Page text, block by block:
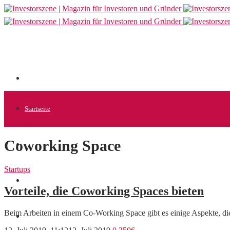
Startseite
Allgemein
News
Coworking Space
Startups
Vorteile, die Coworking Spaces bieten
Beim Arbeiten in einem Co-Working Space gibt es einige Aspekte,